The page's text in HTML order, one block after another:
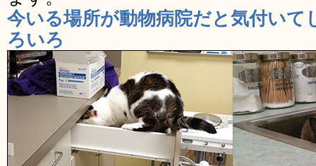
今いる場所が動物病院だと気付いて
ろいろ